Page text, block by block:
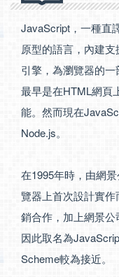
JavaScript，一種直
原型的語言，內建
引擎，為瀏覽器的一
最早是在HTML網頁
能。然而現在
Node.js。
在1995年時，由網
覽器上首次設計實
銷合作，加上網景公
因此取名為
Scheme較為接近。